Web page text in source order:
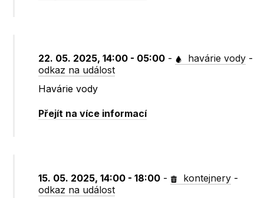
22. 05. 2025, 14:00 - 05:00 - havárie vody -
odkaz na událost
Havárie vody
Přejít na více informací
15. 05. 2025, 14:00 - 18:00 - kontejnery -
odkaz na událost